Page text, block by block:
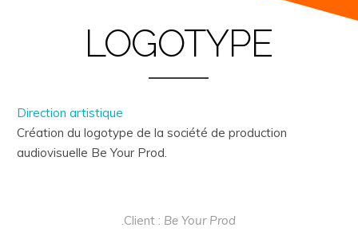
LOGOTYPE
Direction artistique
Création du logotype de la société de production
audiovisuelle Be Your Prod.
.Client : Be Your Prod